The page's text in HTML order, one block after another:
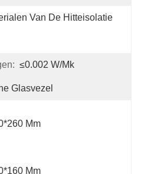
Van De Hitteisolatie
≤0.002 W/mk
Glasvezel
Mm
Mm